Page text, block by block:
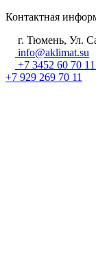
Контактная
г. Тюмень, Ул.
info@aklimat.su
+7 3452 60 70 11
+7 929 269 70 11